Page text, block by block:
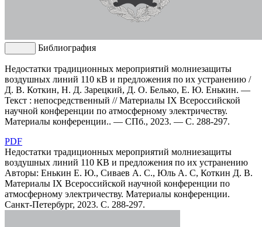
Библиография
Недостатки традиционных мероприятий молниезащиты
воздушных линий 110 кВ и предложения по их устранению /
Д. В. Коткин, Н. Д. Зарецкий, Д. О. Белько, Е. Ю. Енькин. —
Текст : непосредственный // Материалы IX Всероссийской
научной конференции по атмосферному электричеству.
Материалы конференции.. — СПб., 2023. — С. 288-297.
PDF
Недостатки традиционных мероприятий молниезащиты
воздушных линий 110 КВ и предложения по их устранению
Авторы: Енькин Е. Ю., Сиваев А. С., Юль А. С, Коткин Д. В.
Материалы IX Всероссийской научной конференции по
атмосферному электричеству. Материалы конференции.
Санкт-Петербург, 2023. С. 288-297.